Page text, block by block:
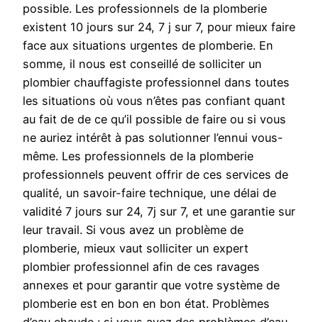
possible. Les professionnels de la plomberie
existent 10 jours sur 24, 7 j sur 7, pour mieux faire
face aux situations urgentes de plomberie. En
somme, il nous est conseillé de solliciter un
plombier chauffagiste professionnel dans toutes
les situations où vous n’êtes pas confiant quant
au fait de de ce qu’il possible de faire ou si vous
ne auriez intérêt à pas solutionner l’ennui vous-
même. Les professionnels de la plomberie
professionnels peuvent offrir de ces services de
qualité, un savoir-faire technique, une délai de
validité 7 jours sur 24, 7j sur 7, et une garantie sur
leur travail. Si vous avez un problème de
plomberie, mieux vaut solliciter un expert
plombier professionnel afin de ces ravages
annexes et pour garantir que votre système de
plomberie est en bon en bon état. Problèmes